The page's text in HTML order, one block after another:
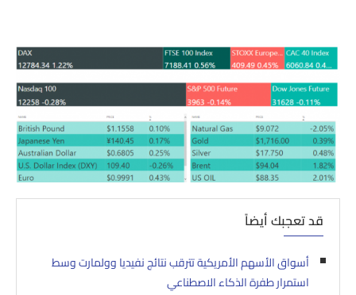
قد تعجبك أيضاً
أسواق الأسهم الأمريكية تترقب نتائج نفيديا وولمارت وسط
استمرار طفرة الذكاء الاصطناعي